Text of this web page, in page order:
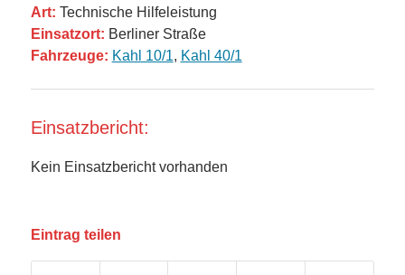
Art: Technische Hilfeleistung
Einsatzort: Berliner Straße
Fahrzeuge: Kahl 10/1, Kahl 40/1
Einsatzbericht:
Kein Einsatzbericht vorhanden
Eintrag teilen